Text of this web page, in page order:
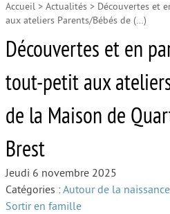
Autour de la
Autour de
Autour de la
Protéger les
Accueil > Actualités > Découvertes et
aux ateliers Parents/Bébés de (…)
Découvertes et en
tout-petit aux
de la Maison de
Brest
Jeudi 6 novembre 2025
Catégories :Autour de la naissance
Sortir en famille